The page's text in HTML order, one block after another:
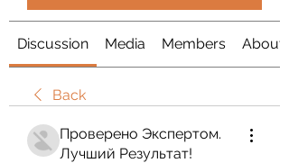
Discussion Media Members About
Back
Проверено Экспертом.
Лучший Результат!